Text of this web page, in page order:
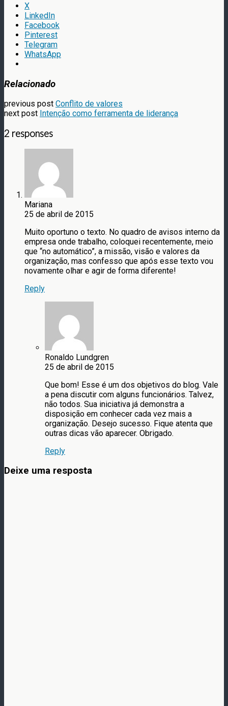
X
LinkedIn
Facebook
Pinterest
Telegram
WhatsApp
Relacionado
previous post Conflito de valores
next post Intenção como ferramenta de liderança
2 responses
Mariana
25 de abril de 2015
Muito oportuno o texto. No quadro de avisos interno da
empresa onde trabalho, coloquei recentemente, meio
que “no automático”, a missão, visão e valores da
organização, mas confesso que após esse texto vou
novamente olhar e agir de forma diferente!
Reply
Ronaldo Lundgren
25 de abril de 2015
Que bom! Esse é um dos objetivos do blog. Vale
a pena discutir com alguns funcionários. Talvez,
não todos. Sua iniciativa já demonstra a
disposição em conhecer cada vez mais a
organização. Desejo sucesso. Fique atenta que
outras dicas vão aparecer. Obrigado.
Reply
Deixe uma resposta